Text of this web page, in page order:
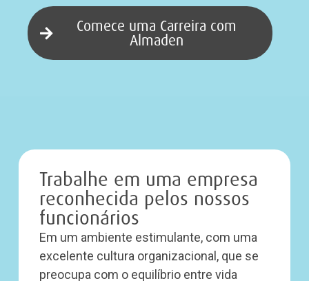
Comece uma Carreira com
Almaden
Trabalhe em uma empresa
reconhecida pelos nossos
funcionários
Em um ambiente estimulante, com uma
excelente cultura organizacional, que se
preocupa com o equilíbrio entre vida